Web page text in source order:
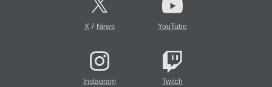
X/ News YouTube
Instagram Twitch